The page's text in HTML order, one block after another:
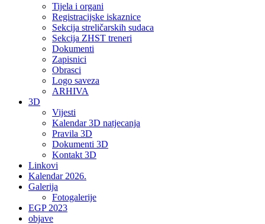
Tijela i organi
Registracijske iskaznice
Sekcija streličarskih sudaca
Sekcija ZHST treneri
Dokumenti
Zapisnici
Obrasci
Logo saveza
ARHIVA
3D
Vijesti
Kalendar 3D natjecanja
Pravila 3D
Dokumenti 3D
Kontakt 3D
Linkovi
Kalendar 2026.
Galerija
Fotogalerije
EGP 2023
objave